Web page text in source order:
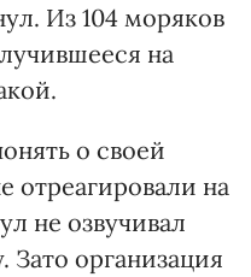
Из 104 моряков
на
о своей
отреагировали на
не озвучивал
Зато организация